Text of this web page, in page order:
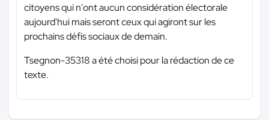
citoyens qui n'ont aucun considération électorale
aujourd'hui mais seront ceux qui agiront sur les
prochains défis sociaux de demain.
Tsegnon-35318 a été choisi pour la rédaction de ce
texte.